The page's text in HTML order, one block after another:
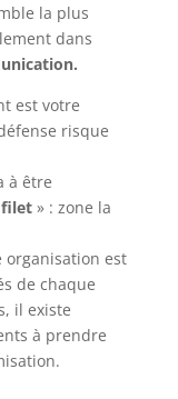
la plus
dans
est votre
risque
à être
» : zone la
organisation est
de chaque
il existe
à prendre